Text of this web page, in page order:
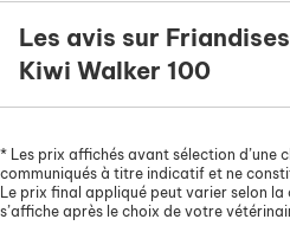
Les avis sur
Kiwi Walker 100
* Les prix affichés avant sélection d’une
communiqués à titre indicatif et ne
Le prix final appliqué peut varier selon
s’affiche après le choix de votre